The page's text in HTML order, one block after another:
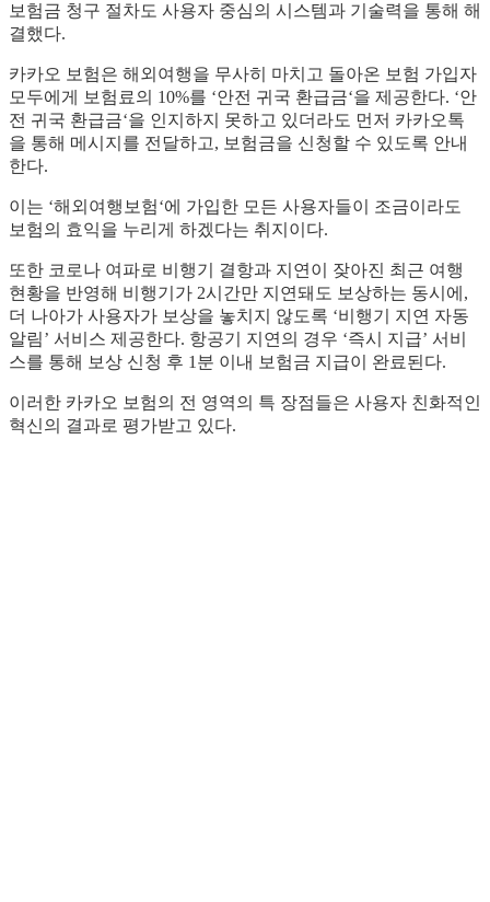
보험금 청구 절차도 사용자 중심의 시스템과 기술력을 통해 해
결했다.
카카오 보험은 해외여행을 무사히 마치고 돌아온 보험 가입자
모두에게 보험료의 10%를 ‘안전 귀국 환급금‘을 제공한다. ‘안
전 귀국 환급금‘을 인지하지 못하고 있더라도 먼저 카카오톡
을 통해 메시지를 전달하고, 보험금을 신청할 수 있도록 안내
한다.
이는 ‘해외여행보험‘에 가입한 모든 사용자들이 조금이라도
보험의 효익을 누리게 하겠다는 취지이다.
또한 코로나 여파로 비행기 결항과 지연이 잦아진 최근 여행
현황을 반영해 비행기가 2시간만 지연돼도 보상하는 동시에,
더 나아가 사용자가 보상을 놓치지 않도록 ‘비행기 지연 자동
알림’ 서비스 제공한다. 항공기 지연의 경우 ‘즉시 지급’ 서비
스를 통해 보상 신청 후 1분 이내 보험금 지급이 완료된다.
이러한 카카오 보험의 전 영역의 특 장점들은 사용자 친화적인
혁신의 결과로 평가받고 있다.